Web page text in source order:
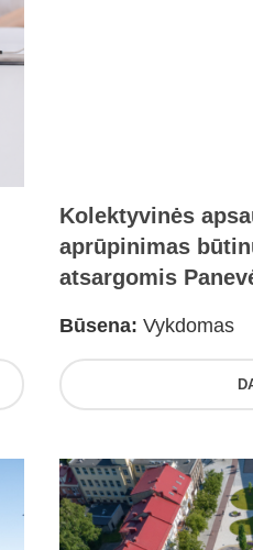
Kolektyvinės
aprūpinimas
atsargomis
Būsena: Vykdomas